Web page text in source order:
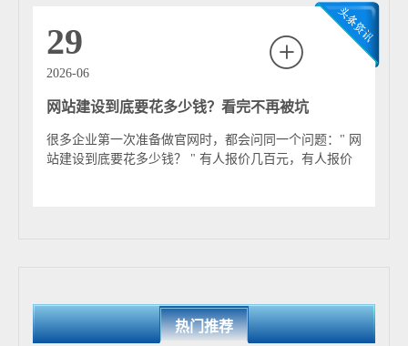
29
2026-06
网站建设到底要花多少钱？看完不再被坑
很多企业第一次准备做官网时，都会问同一个问题：" 网
站建设到底要花多少钱？ " 有人报价几百元，有人报价
热门推荐